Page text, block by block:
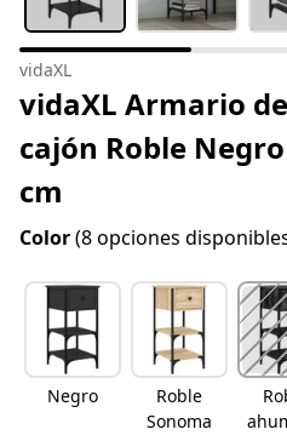
vidaXL
vidaXL Armario
cajón Roble
cm
Color(8 opciones
Negro
Roble
Sonoma